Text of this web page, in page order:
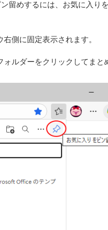
留めするには、お気に入り
側に固定表示されます。
ルダーをクリックしてまと